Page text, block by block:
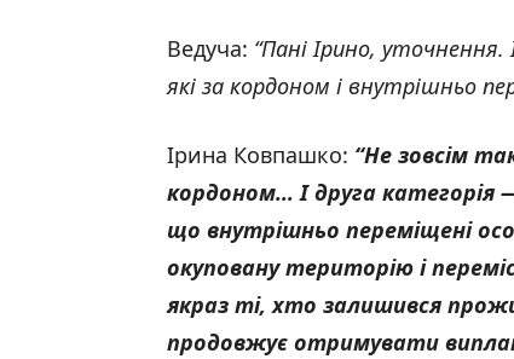
Ведуча: “Пані Ірино,
які за кордоном і внутрішньо
Ірина Ковпашко: “Не зовсім
кордоном… І друга категорія
що внутрішньо переміщені
окуповану територію і
якраз ті, хто залишився
продовжує отримувати